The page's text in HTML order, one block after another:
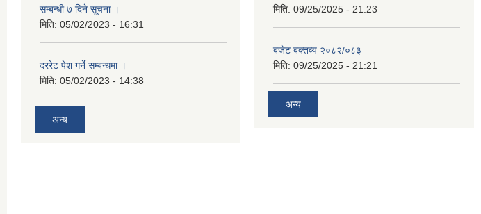
सम्बन्धी ७ दिने सूचना ।
मिति: 05/02/2023 - 16:31
दररेट पेश गर्ने सम्बन्धमा ।
मिति: 05/02/2023 - 14:38
अन्य
मिति: 09/25/2025 - 21:23
बजेट बक्तव्य २०८२/०८३
मिति: 09/25/2025 - 21:21
अन्य